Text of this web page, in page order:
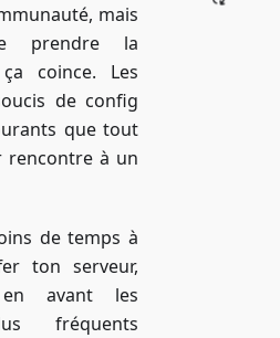
mais
prendre la
coince. Les
de config
que tout
rencontre à un
de temps à
ton serveur,
avant les
fréquents